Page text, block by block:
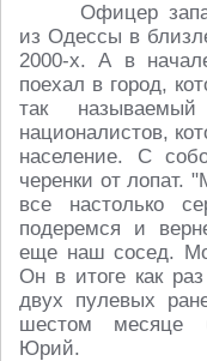
Офицер
из Одессы в
2000-х. А в
поехал в город,
так
националистов,
население. С
черенки от лопат.
все настолько
подеремся и
еще наш сосед.
Он в итоге как
двух пулевых
шестом месяце
Юрий.